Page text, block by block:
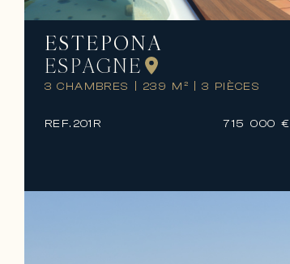
ESTEPONA
ESPAGNE
3 CHAMBRES 239 M² 3 PIÈCES
REF. 201R 715 000 €